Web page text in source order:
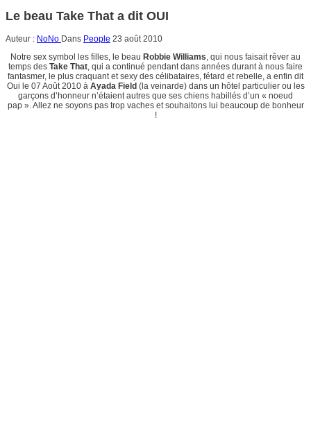
Le beau Take That a dit OUI
Auteur : NoNo Dans People 23 août 2010
Notre sex symbol les filles, le beau Robbie Williams , qui nous faisait rêver au
temps des Take That , qui a continué pendant dans années durant à nous faire
fantasmer, le plus craquant et sexy des célibataires, fétard et rebelle, a enfin dit
Oui le 07 Août 2010 à Ayada Field(la veinarde) dans un hôtel particulier ou les
garçons d’honneur n’étaient autres que ses chiens habillés d’un « noeud
pap ». Allez ne soyons pas trop vaches et souhaitons lui beaucoup de bonheur
!